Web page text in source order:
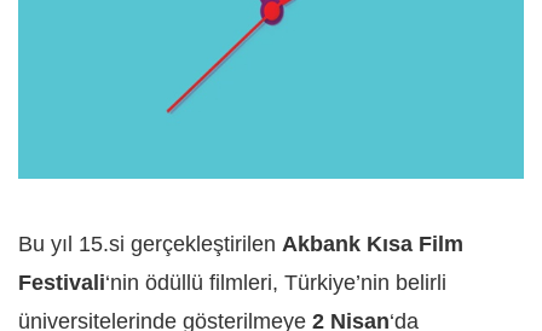
Bu yıl 15.si gerçekleştirilen Akbank Kısa Film
Festivali‘nin ödüllü filmleri, Türkiye’nin belirli
üniversitelerinde gösterilmeye 2 Nisan‘da